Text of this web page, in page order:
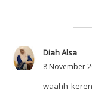
Diah Alsa
8 November
waahh